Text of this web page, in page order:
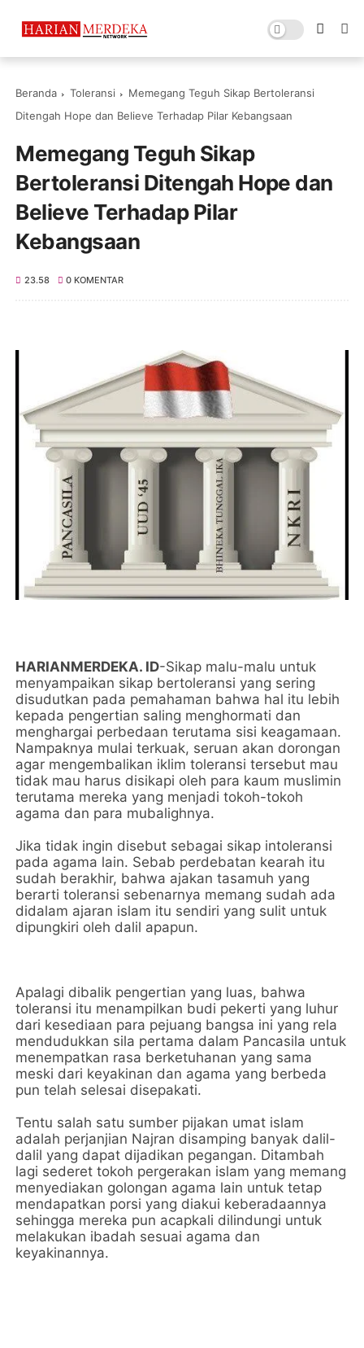
Beranda Toleransi
Memegang Teguh Sikap Bertoleransi
Ditengah Hope dan Believe Terhadap Pilar Kebangsaan
Memegang Teguh Sikap
Bertoleransi Ditengah Hope dan
Believe Terhadap Pilar
Kebangsaan
23.58 0 KOMENTAR
HARIANMERDEKA. ID-Sikap malu-malu untuk
menyampaikan sikap bertoleransi yang sering
disudutkan pada pemahaman bahwa hal itu lebih
kepada pengertian saling menghormati dan
menghargai perbedaan terutama sisi keagamaan.
Nampaknya mulai terkuak, seruan akan dorongan
agar mengembalikan iklim toleransi tersebut mau
tidak mau harus disikapi oleh para kaum muslimin
terutama mereka yang menjadi tokoh-tokoh
agama dan para mubalighnya.
Jika tidak ingin disebut sebagai sikap intoleransi
pada agama lain. Sebab perdebatan kearah itu
sudah berakhir, bahwa ajakan tasamuh yang
berarti toleransi sebenarnya memang sudah ada
didalam ajaran islam itu sendiri yang sulit untuk
dipungkiri oleh dalil apapun.
Apalagi dibalik pengertian yang luas, bahwa
toleransi itu menampilkan budi pekerti yang luhur
dari kesediaan para pejuang bangsa ini yang rela
mendudukkan sila pertama dalam Pancasila untuk
menempatkan rasa berketuhanan yang sama
meski dari keyakinan dan agama yang berbeda
pun telah selesai disepakati.
Tentu salah satu sumber pijakan umat islam
adalah perjanjian Najran disamping banyak dalil-
dalil yang dapat dijadikan pegangan. Ditambah
lagi sederet tokoh pergerakan islam yang memang
menyediakan golongan agama lain untuk tetap
mendapatkan porsi yang diakui keberadaannya
sehingga mereka pun acapkali dilindungi untuk
melakukan ibadah sesuai agama dan
keyakinannya.